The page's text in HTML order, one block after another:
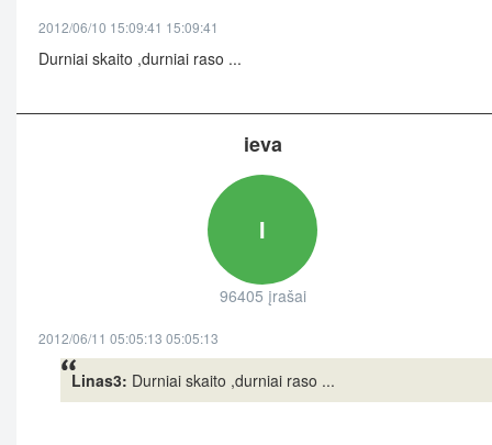
2012/06/10 15:09:41 15:09:41
Durniai skaito ,durniai raso ...
ieva
I
96405 įrašai
2012/06/11 05:05:13 05:05:13
Linas3: Durniai skaito ,durniai raso ...